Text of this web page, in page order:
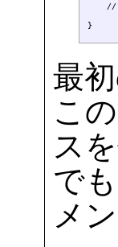
//
最
こ
ス
で
メ